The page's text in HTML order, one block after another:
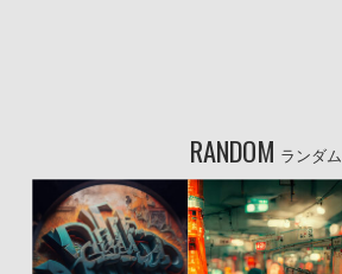
RANDOM ランダム